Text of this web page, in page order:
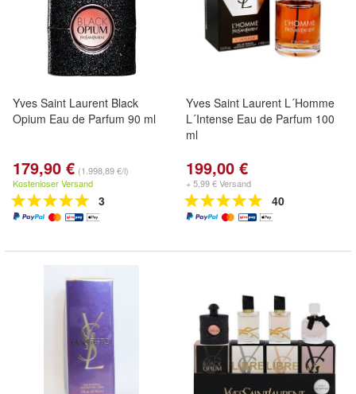
Yves Saint Laurent Black
Opium Eau de Parfum 90 ml
179,90 € (1.998,89 €/l)
Kostenloser Versand
3
Yves Saint Laurent L´Homme
L´Intense Eau de Parfum 100
ml
199,00 €
+ 5,99 € Versand
40